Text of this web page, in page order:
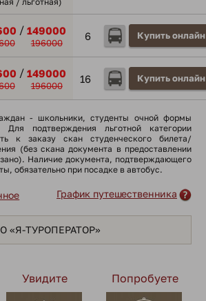
/ 149000
196000
6 Купить онлайн
/ 149000
196000
16 Купить онлайн
- школьники, cтуденты очной формы
Для подтверждения льготной категории
к заказу скан студенческого билета/
(без скана документа в предоставлении
Наличие документа, подтверждающего
обязательно при посадке в автобус.
График путешественника
«Я-ТУРОПЕРАТОР»
Увидите Попробуете